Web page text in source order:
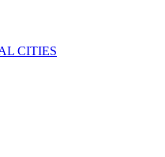
CITIES